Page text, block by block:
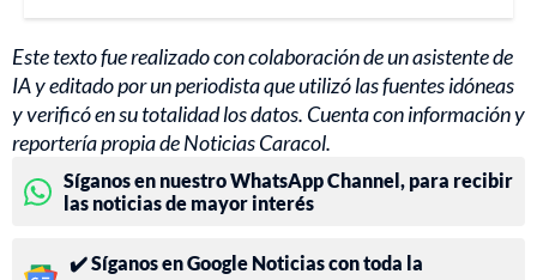
Este texto fue realizado con colaboración de un asistente de
IA y editado por un periodista que utilizó las fuentes idóneas
y verificó en su totalidad los datos. Cuenta con información y
reportería propia de Noticias Caracol.
Síganos en nuestro WhatsApp Channel, para recibir
las noticias de mayor interés
✔️ Síganos en Google Noticias con toda la